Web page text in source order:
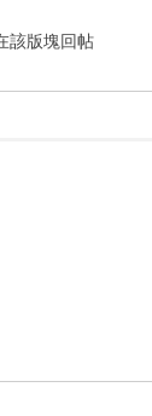
索
該版塊回帖